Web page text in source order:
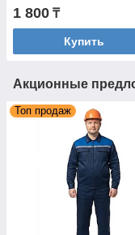
1 800 ₸
Купить
Акционные
Топ продаж